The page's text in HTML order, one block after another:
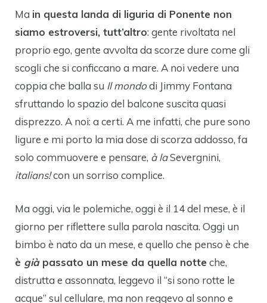
Ma in questa landa di liguria di Ponente non
siamo estroversi, tutt’altro: gente rivoltata nel
proprio ego, gente avvolta da scorze dure come gli
scogli che si conficcano a mare. A noi vedere una
coppia che balla su Il mondodi Jimmy Fontana
sfruttando lo spazio del balcone suscita quasi
disprezzo. A noi: a certi. A me infatti, che pure sono
ligure e mi porto la mia dose di scorza addosso, fa
solo commuovere e pensare, à laSevergnini,
italians!con un sorriso complice.
Ma oggi, via le polemiche, oggi è il 14 del mese, è il
giorno per riflettere sulla parola nascita. Oggi un
bimbo è nato da un mese, e quello che penso è che
è giàpassato un mese da quella notte che,
distrutta e assonnata, leggevo il “si sono rotte le
acque” sul cellulare, ma non reggevo al sonno e